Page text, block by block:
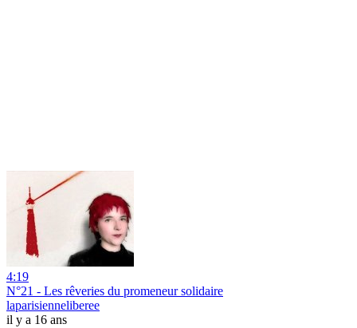
4:19
N°21 - Les rêveries du promeneur solidaire
laparisienneliberee
il y a 16 ans